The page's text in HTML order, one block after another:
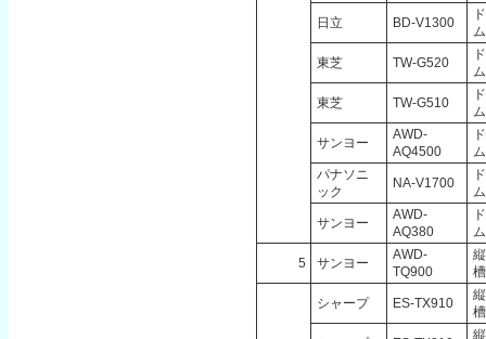
日立 BD-V1300
ム
東芝 TW-G520
ム
東芝 TW-G510
ム
サンヨー
AWD-
AQ4500
ム
パナソニ
ック
NA-V1700
ム
サンヨー
AWD-
AQ380
ム
5 サンヨー
AWD-
TQ900
槽
シャープ ES-TX910
槽